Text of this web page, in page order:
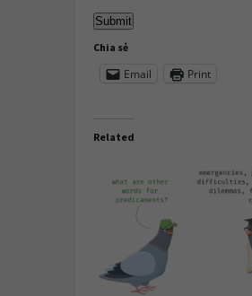
Chia sẻ
Email Print
Related